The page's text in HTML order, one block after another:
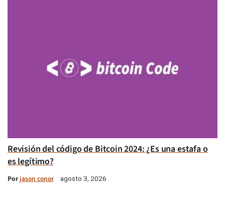
Revisión del código de Bitcoin 2024: ¿Es una estafa o
es legítimo?
Porjason conor agosto 3, 2026